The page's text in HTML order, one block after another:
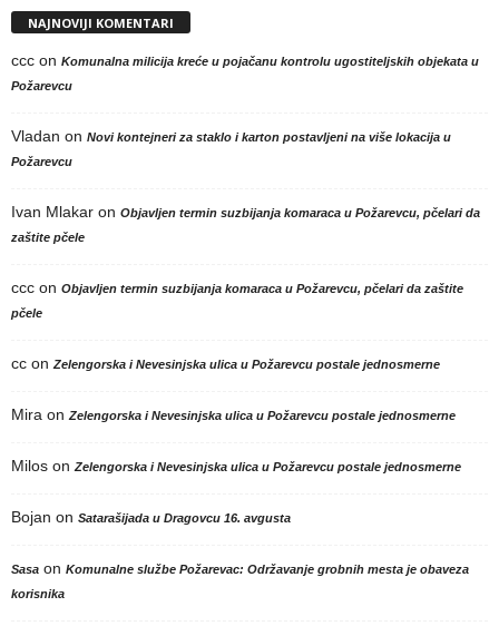
NAJNOVIJI KOMENTARI
ccc on Komunalna milicija kreće u pojačanu kontrolu ugostiteljskih objekata u
Požarevcu
Vladan on Novi kontejneri za staklo i karton postavljeni na više lokacija u
Požarevcu
Ivan Mlakar on Objavljen termin suzbijanja komaraca u Požarevcu, pčelari da
zaštite pčele
ccc on Objavljen termin suzbijanja komaraca u Požarevcu, pčelari da zaštite
pčele
cc onZelengorska i Nevesinjska ulica u Požarevcu postale jednosmerne
Mira onZelengorska i Nevesinjska ulica u Požarevcu postale jednosmerne
Milos onZelengorska i Nevesinjska ulica u Požarevcu postale jednosmerne
Bojan on Satarašijada u Dragovcu 16. avgusta
Sasa on Komunalne službe Požarevac: Održavanje grobnih mesta je obaveza
korisnika